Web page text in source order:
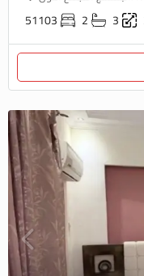
51103 2 3